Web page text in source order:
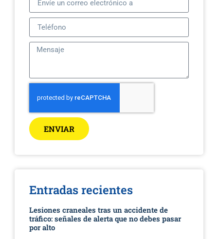
ENVIAR
Entradas recientes
Lesiones craneales tras un accidente de
tráfico: señales de alerta que no debes pasar
por alto